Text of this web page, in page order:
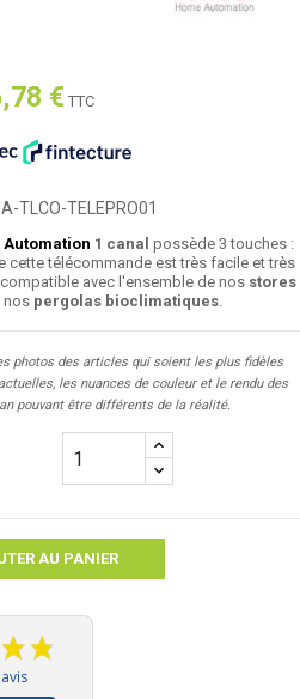
€TTC
A-TLCO-TELEPRO01
Automation 1 canal possède 3 touches :
cette télécommande est très facile et très
avec l'ensemble de nos stores
nos pergolas bioclimatiques.
photos des articles qui soient les plus fidèles
les nuances de couleur et le rendu des
pouvant être différents de la réalité.
AU PANIER